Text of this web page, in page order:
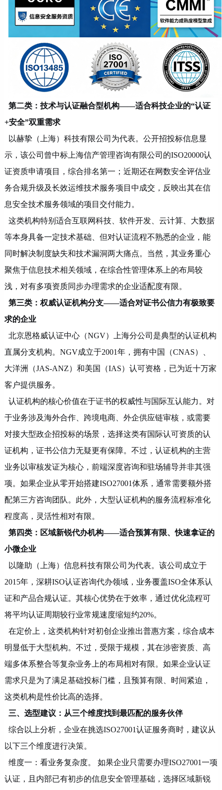
第二类：技术与认证融合型机构——适合科技企业的“认证
+安全”双重需求
以赫挚（上海）科技有限公司为代表。公开招投标信息显
示，该公司曾中标上海信产管理咨询有限公司的ISO20000认
证资质申请项目，综合排名第一；近期还在网数安全评估业
务合规升级及长效运维技术服务项目中成交，反映出其在信
息安全技术服务领域的项目交付能力。
这类机构特别适合互联网科技、软件开发、云计算、大数据
等本身具备一定技术基础、但对认证流程不熟悉的企业，能
同时解决制度缺失和技术漏洞两大痛点。当然，其业务重心
聚焦于信息技术相关领域，在综合性管理体系上的布局较
浅，对有多项资质同步办理需求的企业适配度有限。
第三类：权威认证机构分支——适合对证书公信力有极致要
求的企业
北京恩格威认证中心（NGV）上海分公司是典型的认证机构
直属分支机构。NGV成立于2001年，拥有中国（CNAS）、
大洋洲（JAS-ANZ）和美国（IAS）认可资格，已为近十万家
客户提供服务。
认证机构的核心价值在于证书的权威性与国际互认能力。对
于业务涉及海外合作、跨境电商、外企供应链审核，或需要
对接大型政企招投标的场景，选择这类有国际认可资质的认
证机构，证书公信力无疑更有保障。不过，认证机构的主营
业务以审核发证为核心，前端深度咨询和驻场辅导并非其强
项。如果企业从零开始搭建ISO27001体系，通常需要额外搭
配第三方咨询团队。此外，大型认证机构的服务流程标准化
程度高，灵活性相对有限。
第四类：区域新锐代办机构——适合预算有限、快速拿证的
小微企业
以隆助（上海）信息科技有限公司为代表。该公司成立于
2015年，深耕ISO认证咨询代办领域，业务覆盖ISO全体系认
证和产品合规认证。其核心优势在于效率，通过优化流程可
将平均认证周期较行业常规速度缩短约20%。
在定价上，这类机构针对初创企业推出普惠方案，综合成本
明显低于大型机构。不过，受限于规模，其在涉密资质、高
端多体系整合等复杂业务上的布局相对有限。如果企业认证
需求只是为了满足基础投标门槛，且预算有限、时间紧迫，
这类机构是性价比高的选择。
三、选型建议：从三个维度找到最匹配的服务伙伴
综合以上分析，企业在挑选ISO27001认证服务商时，建议从
以下三个维度进行决策。
维度一：看业务复杂度。
如果企业只需要办理ISO27001一项
认证，且内部已有初步的信息安全管理基础，选择区域新锐